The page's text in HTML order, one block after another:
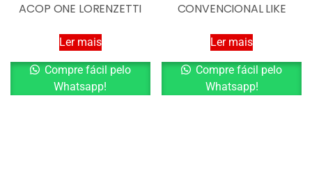
ACOP ONE LORENZETTI
Ler mais
Compre fácil pelo
Whatsapp!
CONVENCIONAL LIKE
Ler mais
Compre fácil pelo
Whatsapp!